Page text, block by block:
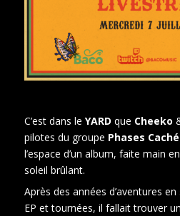
C’est dans leYARD que Cheeko
pilotes du groupe Phases
l’espace d’un album, faite main
soleil brûlant.
Après des années d’aventures
EP et tournées, il fallait trouver